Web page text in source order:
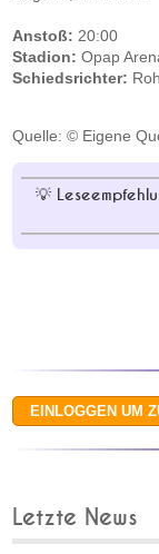
Anstoß: 20:00
Stadion: Opap
Schiedsrichter:
Quelle: © Eigene
Letzte News